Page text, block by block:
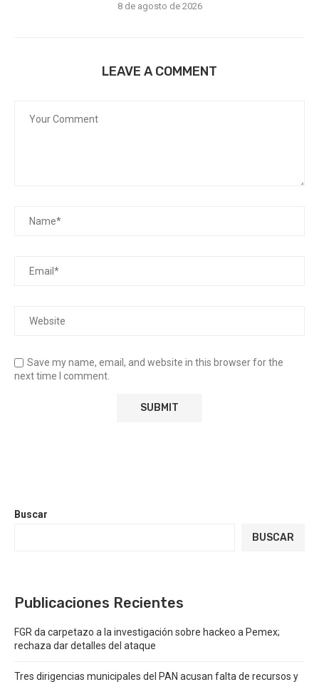
8 de agosto de 2026
LEAVE A COMMENT
Save my name, email, and website in this browser for the
next time I comment.
Buscar
BUSCAR
Publicaciones Recientes
FGR da carpetazo a la investigación sobre hackeo a Pemex;
rechaza dar detalles del ataque
Tres dirigencias municipales del PAN acusan falta de recursos y